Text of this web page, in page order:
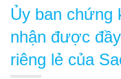
Ủy ban chứng
nhận được
riêng lẻ của